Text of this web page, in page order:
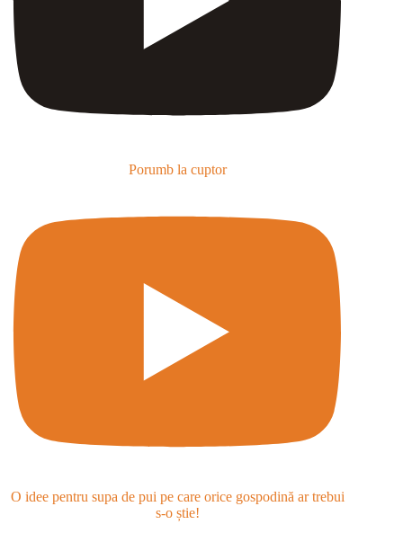
Porumb la cuptor
O idee pentru supa de pui pe care orice gospodină ar trebui
s-o știe!